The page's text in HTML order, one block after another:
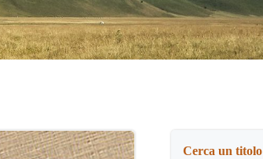
Cerca un